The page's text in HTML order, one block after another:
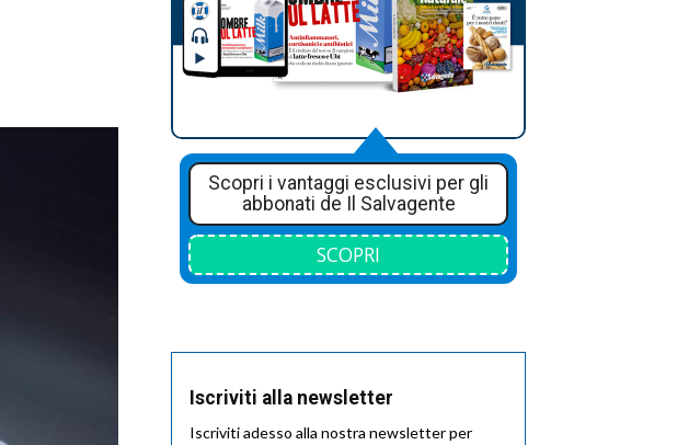
Scopri i vantaggi esclusivi per gli
abbonati de Il Salvagente
SCOPRI
Iscriviti alla newsletter
Iscriviti adesso alla nostra newsletter per